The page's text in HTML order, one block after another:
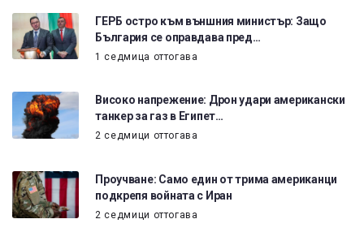
ГЕРБ остро към външния министър: Защо
България се оправдава пред…
1 седмица оттогава
Високо напрежение: Дрон удари американски
танкер за газ в Египет…
2 седмици оттогава
Проучване: Само един от трима американци
подкрепя войната с Иран
2 седмици оттогава